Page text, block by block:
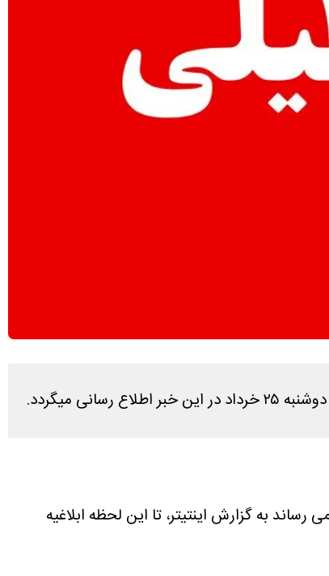
میگردد.
رساند به گزارش اینتیتر، تا این لحظه ابلاغیه